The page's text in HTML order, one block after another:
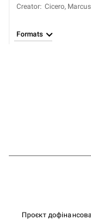
Creator: Cicero,
Formats
Проєкт